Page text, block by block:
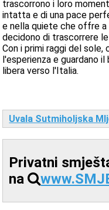
trascorrono i loro
intatta e di una pace
e nella quiete che offre
decidono di trascorrere
Con i primi raggi del
l'esperienza e guardano
libera verso l'Italia.
Uvala Sutmiholjska
Privatni
na